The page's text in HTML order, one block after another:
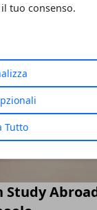
tuo consenso.
Tutto
Study